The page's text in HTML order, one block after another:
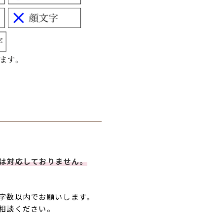
対応しておりません。
以内でお願いします。
ください。